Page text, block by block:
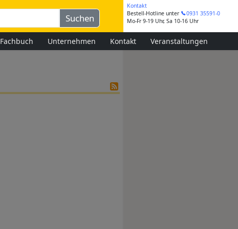
Kontakt
Bestell-Hotline unter
0931 35591-0
Mo-Fr 9-19 Uhr, Sa 10-16 Uhr
Fachbuch Unternehmen Kontakt Veranstaltungen